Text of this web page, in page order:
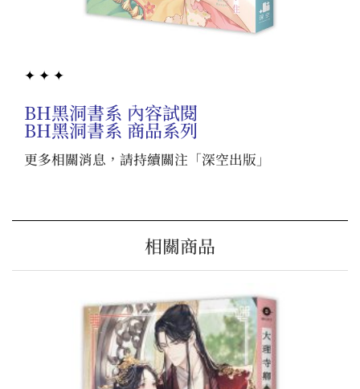
✦ ✦ ✦
BH黑洞書系 內容試閱
BH黑洞書系 商品系列
更多相關消息，請持續關注「深空出版 」
相關商品